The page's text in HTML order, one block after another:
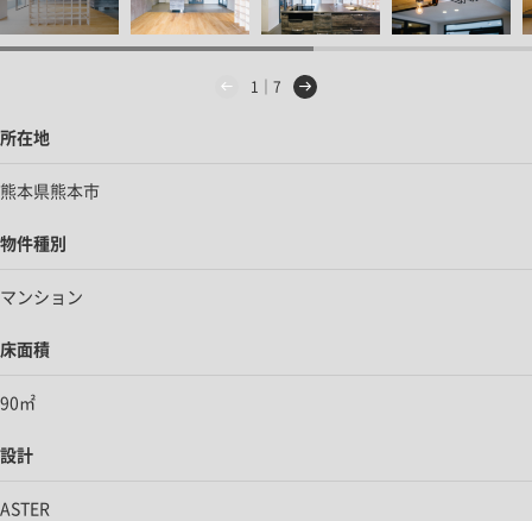
1｜7
所在地
熊本県熊本市
物件種別
マンション
床面積
90㎡
設計
ASTER